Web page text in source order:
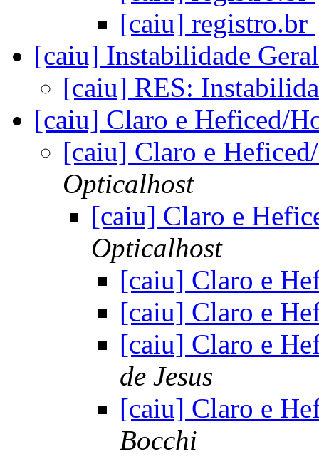
[caiu] registro.br
[caiu] Instabilidade
[caiu] RES:
[caiu] Claro e Heficed/
[caiu] Claro e
Opticalhost
[caiu] Claro e
Opticalhost
[caiu] Claro e
[caiu] Claro e
[caiu] Claro e
de Jesus
[caiu] Claro e
Bocchi